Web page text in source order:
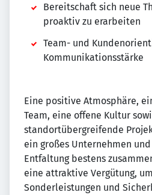
Bereitschaft sich neue
proaktiv zu erarbeiten
Team- und
Kommunikationsstärke
Eine positive Atmosphäre,
Team, eine offene Kultur
standortübergreifende
ein großes Unternehmen
Entfaltung bestens
eine attraktive Vergütung,
Sonderleistungen und